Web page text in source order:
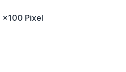
x100 Pixel